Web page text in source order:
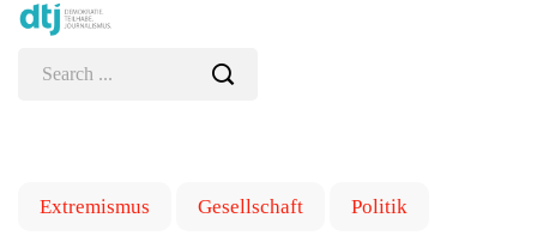
Extremismus Gesellschaft Politik